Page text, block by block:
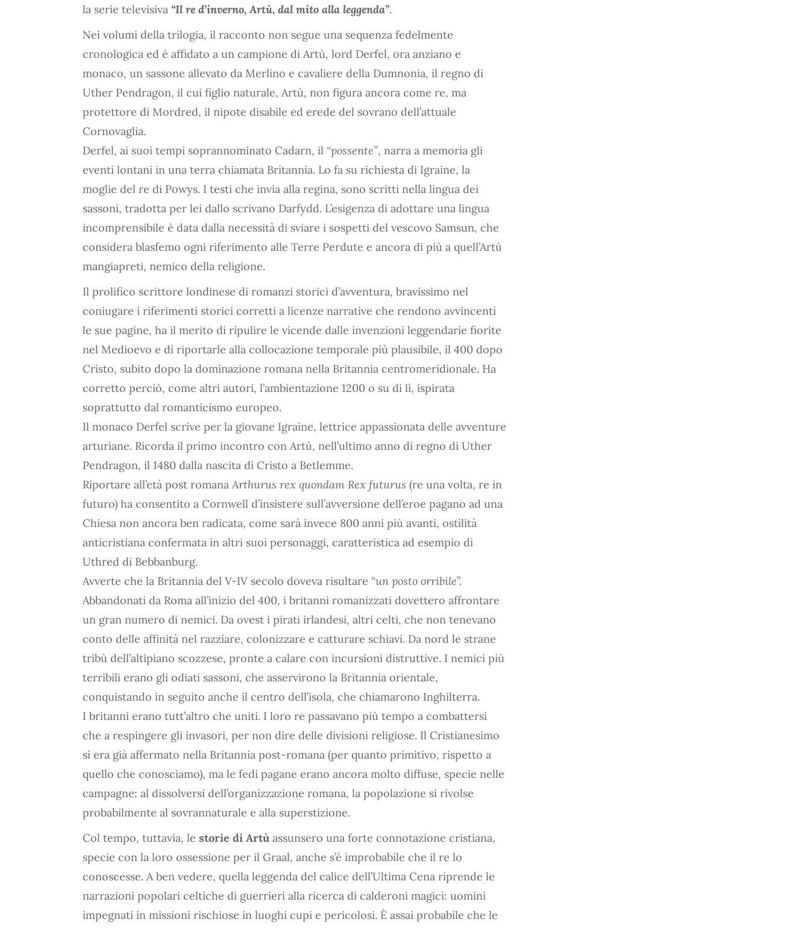
la serie televisiva “Il re d’inverno, Artù, dal mito alla leggenda”.
Nei volumi della trilogia, il racconto non segue una sequenza fedelmente
cronologica ed è affidato a un campione di Artù, lord Derfel, ora anziano e
monaco, un sassone allevato da Merlino e cavaliere della Dumnonia, il regno di
Uther Pendragon, il cui figlio naturale, Artù, non figura ancora come re, ma
protettore di Mordred, il nipote disabile ed erede del sovrano dell’attuale
Cornovaglia.
Derfel, ai suoi tempi soprannominato Cadarn, il “possente”, narra a memoria gli
eventi lontani in una terra chiamata Britannia. Lo fa su richiesta di Igraine, la
moglie del re di Powys. I testi che invia alla regina, sono scritti nella lingua dei
sassoni, tradotta per lei dallo scrivano Darfydd. L’esigenza di adottare una lingua
incomprensibile è data dalla necessità di sviare i sospetti del vescovo Samsun, che
considera blasfemo ogni riferimento alle Terre Perdute e ancora di più a quell’Artù
mangiapreti, nemico della religione.
Il prolifico scrittore londinese di romanzi storici d’avventura, bravissimo nel
coniugare i riferimenti storici corretti a licenze narrative che rendono avvincenti
le sue pagine, ha il merito di ripulire le vicende dalle invenzioni leggendarie fiorite
nel Medioevo e di riportarle alla collocazione temporale più plausibile, il 400 dopo
Cristo, subito dopo la dominazione romana nella Britannia centromeridionale. Ha
corretto perciò, come altri autori, l’ambientazione 1200 o su di lì, ispirata
soprattutto dal romanticismo europeo.
Il monaco Derfel scrive per la giovane Igraine, lettrice appassionata delle avventure
arturiane. Ricorda il primo incontro con Artù, nell’ultimo anno di regno di Uther
Pendragon, il 1480 dalla nascita di Cristo a Betlemme.
Riportare all’età post romana Arthurus rex quondam Rex futurus (re una volta, re in
futuro) ha consentito a Cornwell d’insistere sull’avversione dell’eroe pagano ad una
Chiesa non ancora ben radicata, come sarà invece 800 anni più avanti, ostilità
anticristiana confermata in altri suoi personaggi, caratteristica ad esempio di
Uthred di Bebbanburg.
Avverte che la Britannia del V-IV secolo doveva risultare “un posto orribile”.
Abbandonati da Roma all’inizio del 400, i britanni romanizzati dovettero affrontare
un gran numero di nemici. Da ovest i pirati irlandesi, altri celti, che non tenevano
conto delle affinità nel razziare, colonizzare e catturare schiavi. Da nord le strane
tribù dell’altipiano scozzese, pronte a calare con incursioni distruttive. I nemici più
terribili erano gli odiati sassoni, che asservirono la Britannia orientale,
conquistando in seguito anche il centro dell’isola, che chiamarono Inghilterra.
I britanni erano tutt’altro che uniti. I loro re passavano più tempo a combattersi
che a respingere gli invasori, per non dire delle divisioni religiose. Il Cristianesimo
si era già affermato nella Britannia post-romana (per quanto primitivo, rispetto a
quello che conosciamo), ma le fedi pagane erano ancora molto diffuse, specie nelle
campagne: al dissolversi dell’organizzazione romana, la popolazione si rivolse
probabilmente al sovrannaturale e alla superstizione.
Col tempo, tuttavia, le storie di Artù assunsero una forte connotazione cristiana,
specie con la loro ossessione per il Graal, anche s’è improbabile che il re lo
conoscesse. A ben vedere, quella leggenda del calice dell’Ultima Cena riprende le
narrazioni popolari celtiche di guerrieri alla ricerca di calderoni magici: uomini
impegnati in missioni rischiose in luoghi cupi e pericolosi. È assai probabile che le